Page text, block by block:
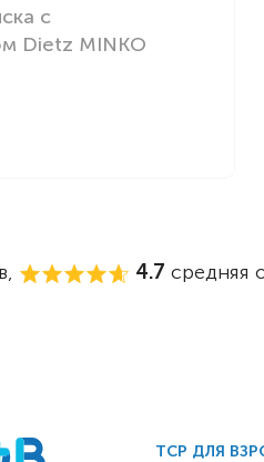
с
Dietz MINKO
4.7 средняя
ТСР ДЛЯ